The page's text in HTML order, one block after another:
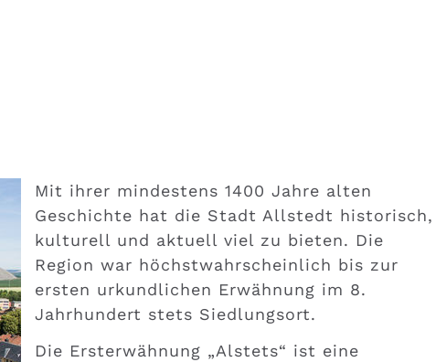
Mit ihrer mindestens 1400 Jahre alten
Geschichte hat die Stadt Allstedt historisch,
kulturell und aktuell viel zu bieten. Die
Region war höchstwahrscheinlich bis zur
ersten urkundlichen Erwähnung im 8.
Jahrhundert stets Siedlungsort.
Die Ersterwähnung „Alstets“ ist eine